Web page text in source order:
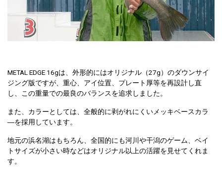
METAL EDGE 16gは、外形的にはオリジナル（27g）のダウンサイ
ジング版ですが、重心、アイ位置、プレート厚等を再設計し直
し、この重量での最良のバランスを追求しました。
また、カラーとしては、全般的に剥がれにくいメッキベースカラ
―を採用しています。
地元の浜名湖はもちろん、全国的にも河川や干潟のゲーム、ベイ
トサイズが小さい時などはオリジナル以上の活躍を見せてくれま
す。